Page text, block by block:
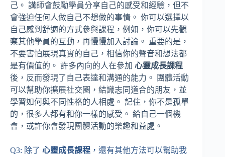
己。 講師會鼓勵學員分享自己的感受和經驗，但不
會強迫任何人做自己不想做的事情。 你可以選擇以
自己感到舒適的方式參與課程，例如，你可以先觀
察其他學員的互動，再慢慢加入討論。 重要的是，
不要害怕展現真實的自己，相信你的聲音和想法都
是有價值的。 許多內向的人在參加 心靈成長課程
後，反而發現了自己表達和溝通的能力。 團體活動
可以幫助你擴展社交圈，結識志同道合的朋友，並
學習如何與不同性格的人相處。 記住，你不是孤單
的，很多人都有和你一樣的感受。 給自己一個機
會，或許你會發現團體活動的樂趣和益處。
Q3: 除了 心靈成長課程 ，還有其他方法可以幫助我